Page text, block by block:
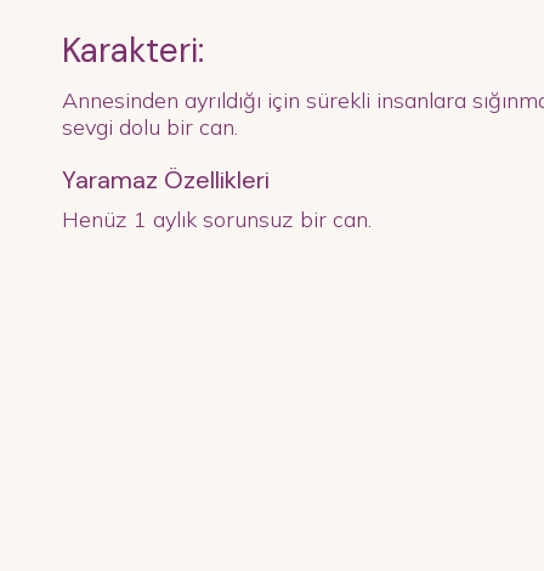
Karakteri:
Annesinden ayrıldığı için sürekli insanlara
sevgi dolu bir can.
Yaramaz Özellikleri
Henüz 1 aylık sorunsuz bir can.